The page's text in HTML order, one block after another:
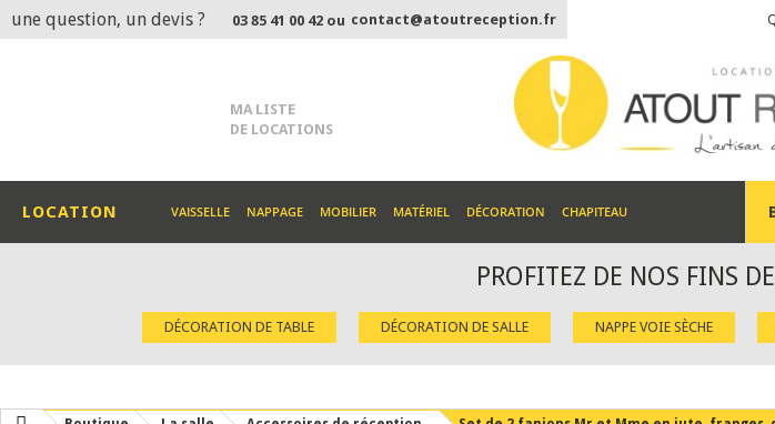
une question, un devis ? 03 85 41 00 42 ou contact@atoutreception.fr
MA LISTE
DE LOCATIONS
LOCATION VAISSELLE NAPPAGE MOBILIER MATÉRIEL DÉCORATION CHAPITEAU
PROFITEZ DE NOS FINS
DÉCORATION DE TABLE DÉCORATION DE SALLE NAPPE VOIE SÈCHE